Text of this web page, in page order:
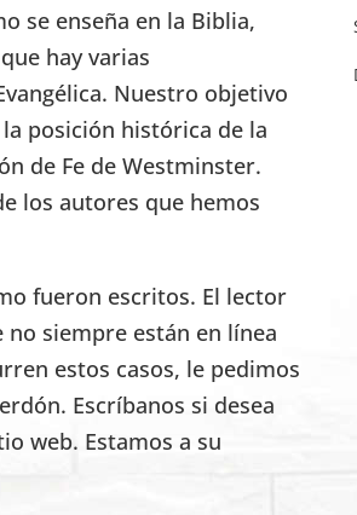
se enseña en la Biblia,
hay varias
Nuestro objetivo
posición histórica de la
de Fe de Westminster.
los autores que hemos
fueron escritos. El lector
siempre están en línea
estos casos, le pedimos
Escríbanos si desea
web. Estamos a su